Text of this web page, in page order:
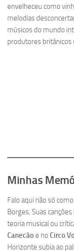
envelheceu como
melodias
músicos do mundo
produtores britânicos
Minhas
Falo aqui não só
Borges. Suas
teoria musical ou
Canecãoe no Circo
Horizonte subia ao